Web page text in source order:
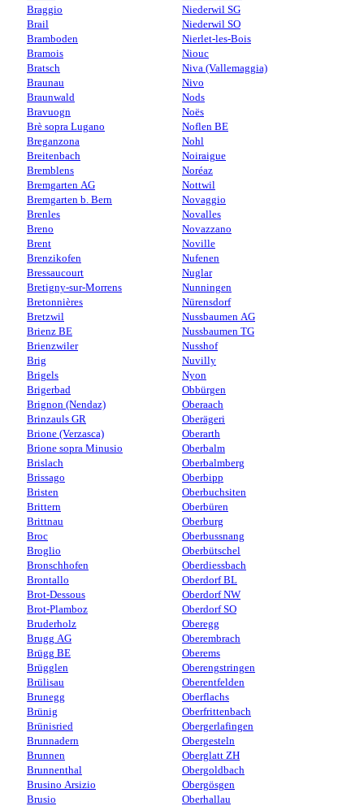
Braggio
Brail
Bramboden
Bramois
Bratsch
Braunau
Braunwald
Bravuogn
Brè sopra Lugano
Breganzona
Breitenbach
Bremblens
Bremgarten AG
Bremgarten b. Bern
Brenles
Breno
Brent
Brenzikofen
Bressaucourt
Bretigny-sur-Morrens
Bretonnières
Bretzwil
Brienz BE
Brienzwiler
Brig
Brigels
Brigerbad
Brignon (Nendaz)
Brinzauls GR
Brione (Verzasca)
Brione sopra Minusio
Brislach
Brissago
Bristen
Brittern
Brittnau
Broc
Broglio
Bronschhofen
Brontallo
Brot-Dessous
Brot-Plamboz
Bruderholz
Brugg AG
Brügg BE
Brügglen
Brülisau
Brunegg
Brünig
Brünisried
Brunnadern
Brunnen
Brunnenthal
Brusino Arsizio
Brusio
Niederwil SG
Niederwil SO
Nierlet-les-Bois
Niouc
Niva (Vallemaggia)
Nivo
Nods
Noës
Noflen BE
Nohl
Noiraigue
Noréaz
Nottwil
Novaggio
Novalles
Novazzano
Noville
Nufenen
Nuglar
Nunningen
Nürensdorf
Nussbaumen AG
Nussbaumen TG
Nusshof
Nuvilly
Nyon
Obbürgen
Oberaach
Oberägeri
Oberarth
Oberbalm
Oberbalmberg
Oberbipp
Oberbuchsiten
Oberbüren
Oberburg
Oberbussnang
Oberbütschel
Oberdiessbach
Oberdorf BL
Oberdorf NW
Oberdorf SO
Oberegg
Oberembrach
Oberems
Oberengstringen
Oberentfelden
Oberflachs
Oberfrittenbach
Obergerlafingen
Obergesteln
Oberglatt ZH
Obergoldbach
Obergösgen
Oberhallau